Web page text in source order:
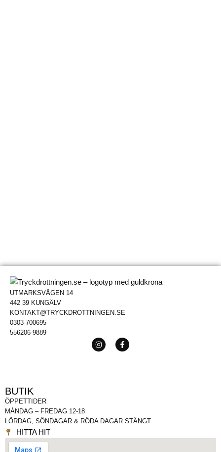
UTMARKSVÄGEN 14
442 39 KUNGÄLV
KONTAKT@TRYCKDROTTNINGEN.SE
0303-700695
556206-9889
BUTIK
ÖPPETTIDER
MÅNDAG – FREDAG 12-18
LÖRDAG, SÖNDAGAR & RÖDA DAGAR STÄNGT
HITTA HIT